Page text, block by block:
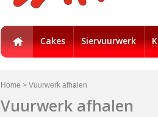
Cakes Siervuurwerk
Home > Vuurwerk afhalen
Vuurwerk afhalen